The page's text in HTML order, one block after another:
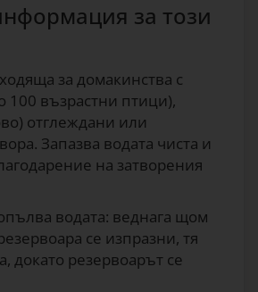
за този
за домакинства с
100 възрастни птици),
отглеждани или
Запазва водата чиста и
на затворения
водата: веднага щом
се изпразни, тя
докато резервоарът се